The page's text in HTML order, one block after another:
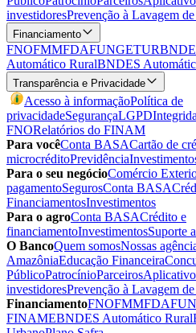
investidoresPrevenção à Lavagem
Financiamento
FNOFMMFDAFUNGETUR
Automático RuralBNDES
Transparência e Privacidade
Acesso à informaçãoPolítica de
privacidadeSegurançaLGPD
FNORelatórios do FINAM
Para vocêConta BASACartão de
microcréditoPrevidência
Para o seu negócioComércio
pagamentoSegurosConta BASA
FinanciamentosInvestimentos
Para o agroConta BASACrédito e
financiamentoInvestimentosSuporte
O BancoQuem somosNossas
AmazôniaEducação Financeira
PúblicoPatrocínioParceiros
investidoresPrevenção à Lavagem
FinanciamentoFNOFMMFDA
FINAMEBNDES Automático Rural